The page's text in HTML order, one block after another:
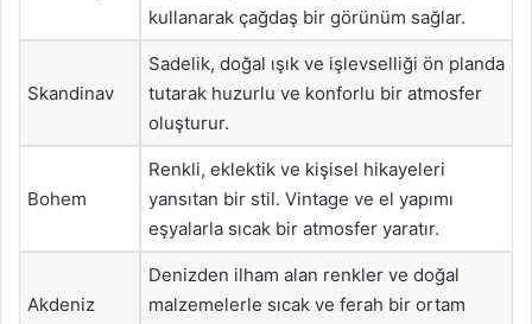
kullanarak çağdaş bir görünüm sağlar.
Skandinav
Sadelik, doğal ışık ve işlevselliği ön planda
tutarak huzurlu ve konforlu bir atmosfer
oluşturur.
Bohem
Renkli, eklektik ve kişisel hikayeleri
yansıtan bir stil. Vintage ve el yapımı
eşyalarla sıcak bir atmosfer yaratır.
Akdeniz
Denizden ilham alan renkler ve doğal
malzemelerle sıcak ve ferah bir ortam